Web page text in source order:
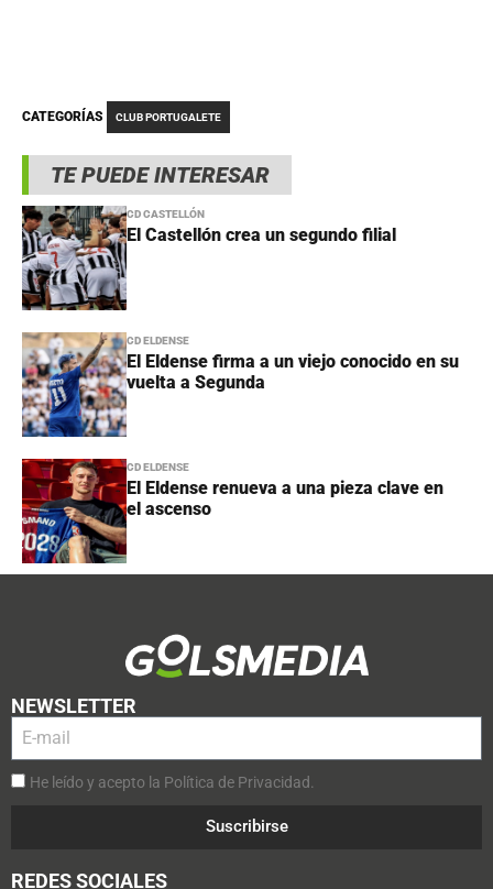
TE PUEDE INTERESAR
CD CASTELLÓN
El Castellón crea un segundo filial
CD ELDENSE
El Eldense firma a un viejo conocido en su
vuelta a Segunda
CD ELDENSE
El Eldense renueva a una pieza clave en
el ascenso
CATEGORÍAS CLUB PORTUGALETE
NEWSLETTER
He leído y acepto la Política de Privacidad.
Suscribirse
REDES SOCIALES